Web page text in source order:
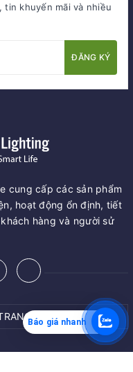
tin khuyến mãi và nhiều
ĐĂNG KÝ
cung cấp các sản phẩm
hoạt động ổn định, tiết
hàng và người sử
Báo giá nhanh